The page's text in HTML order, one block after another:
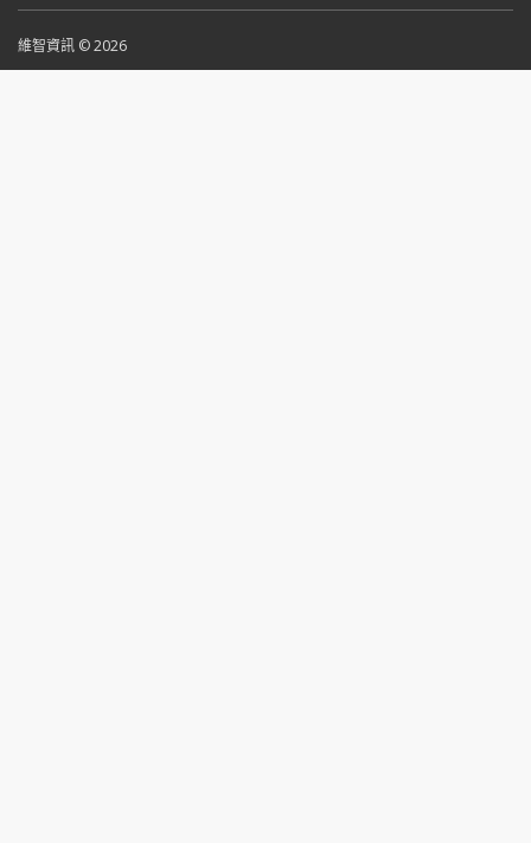
維智資訊 © 2026